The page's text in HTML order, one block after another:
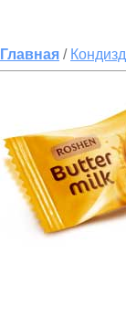
Главная /